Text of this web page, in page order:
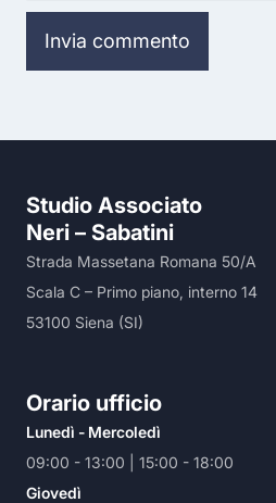
Studio Associato
Neri – Sabatini
Strada Massetana Romana 50/A
Scala C – Primo piano, interno 14
53100 Siena (SI)
Orario ufficio
Lunedì - Mercoledì
09:00 - 13:00 | 15:00 - 18:00
Giovedì